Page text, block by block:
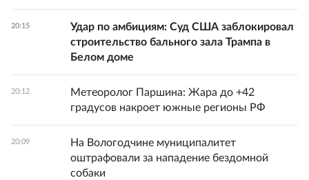
20:15
Удар по амбициям: Суд США заблокировал
строительство бального зала Трампа в
Белом доме
20:12
Метеоролог Паршина: Жара до +42
градусов накроет южные регионы РФ
20:09
На Вологодчине муниципалитет
оштрафовали за нападение бездомной
собаки